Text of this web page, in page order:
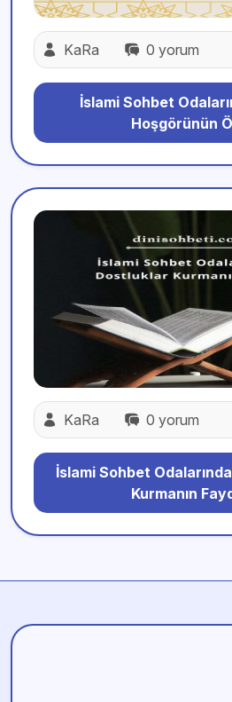
KaRa 0 yorum
İslami Sohbet
Hoşgörünün
KaRa 0 yorum
İslami Sohbet
Kurmanın